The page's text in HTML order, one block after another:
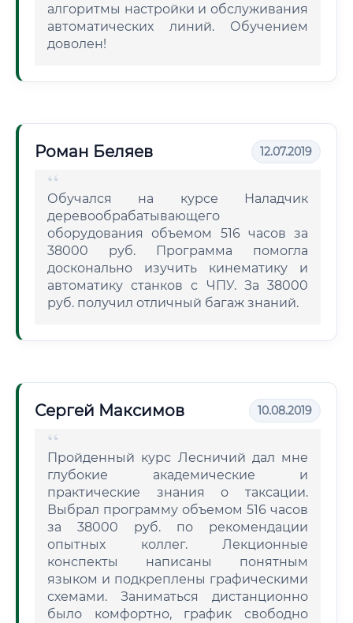
алгоритмы настройки и обслуживания
автоматических линий. Обучением
доволен!
Роман Беляев 12.07.2019
Обучался на курсе Наладчик
деревообрабатывающего
оборудования объемом 516 часов за
38000 руб. Программа помогла
досконально изучить кинематику и
автоматику станков с ЧПУ. За 38000
руб. получил отличный багаж знаний.
Сергей Максимов 10.08.2019
Пройденный курс Лесничий дал мне
глубокие академические и
практические знания о таксации.
Выбрал программу объемом 516 часов
за 38000 руб. по рекомендации
опытных коллег. Лекционные
конспекты написаны понятным
языком и подкреплены графическими
схемами. Заниматься дистанционно
было комфортно, график свободно